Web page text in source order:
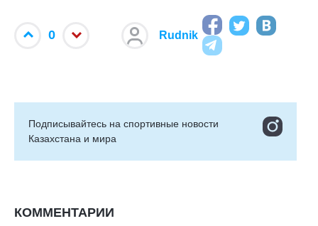
0 Rudnik
Подписывайтесь на cпортивные новости
Казахстана и мира
КОММЕНТАРИИ